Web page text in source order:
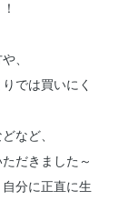
、
では買いにく
など、
だきました～
分に正直に生